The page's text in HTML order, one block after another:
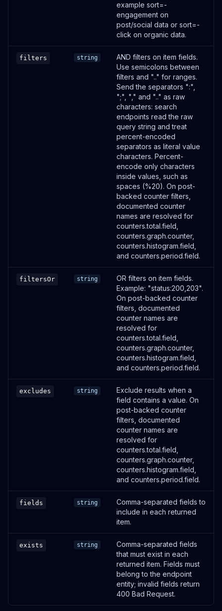
OUVRIR
OUVRIR
OUVRIR
Create shortlinks in bulk
/shortlinks/bulk
OUVRIR
OUVRIR
POST
Generate a message for a shortlink
/shortlinks/:shortlinkId/generate-message
OUVRIR
example sort=-
engagement on
post/social data or sort=-
click on organic data.
filters string
AND filters on item fields.
Use semicolons between
filters and ".." for ranges.
Send the separators ":",
";", "," and ".." as raw
characters: search
endpoints read the raw
query string and treat
percent-encoded
separators as literal value
characters. Percent-
encode only characters
inside values, such as
spaces (%20). On post-
backed counter filters,
documented counter
names are resolved for
counters.total.field,
counters.graph.counter,
counters.histogram.field,
and counters.period.field.
filtersOr string
OR filters on item fields.
Example: "status:200,203".
On post-backed counter
filters, documented
counter names are
resolved for
counters.total.field,
counters.graph.counter,
counters.histogram.field,
and counters.period.field.
excludes string
Exclude results when a
field contains a value. On
post-backed counter
filters, documented
counter names are
resolved for
counters.total.field,
counters.graph.counter,
counters.histogram.field,
and counters.period.field.
fields string
Comma-separated fields to
include in each returned
item.
exists string
Comma-separated fields
that must exist in each
returned item. Fields must
belong to the endpoint
entity; invalid fields return
400 Bad Request.